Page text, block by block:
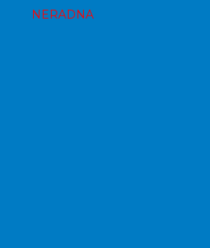
NERADNA